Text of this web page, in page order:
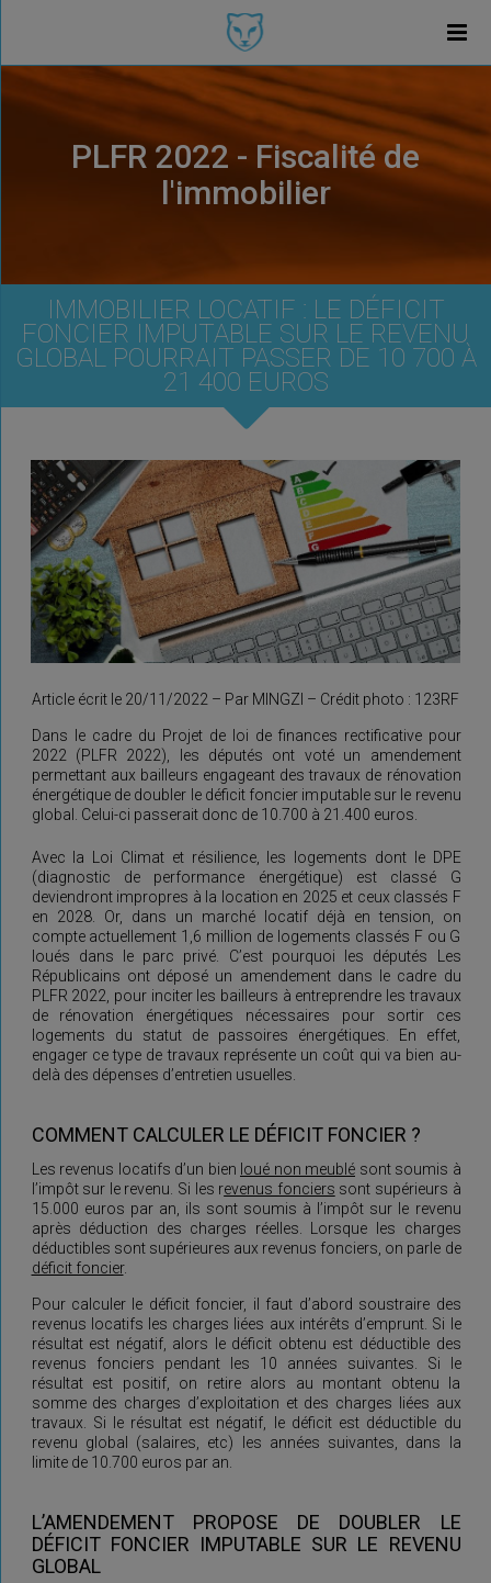
PLFR 2022 - Fiscalité de
l'immobilier
IMMOBILIER LOCATIF : LE DÉFICIT
FONCIER IMPUTABLE SUR LE REVENU
GLOBAL POURRAIT PASSER DE 10 700 À
21 400 EUROS
Article écrit le 20/11/2022 – Par MINGZI – Crédit photo : 123RF
Dans le cadre du Projet de loi de finances rectificative pour
2022 (PLFR 2022), les députés ont voté un amendement
permettant aux bailleurs engageant des travaux de rénovation
énergétique de doubler le déficit foncier imputable sur le revenu
global. Celui-ci passerait donc de 10.700 à 21.400 euros.
Avec la Loi Climat et résilience, les logements dont le DPE
(diagnostic de performance énergétique) est classé G
deviendront impropres à la location en 2025 et ceux classés F
en 2028. Or, dans un marché locatif déjà en tension, on
compte actuellement 1,6 million de logements classés F ou G
loués dans le parc privé. C’est pourquoi les députés Les
Républicains ont déposé un amendement dans le cadre du
PLFR 2022, pour inciter les bailleurs à entreprendre les travaux
de rénovation énergétiques nécessaires pour sortir ces
logements du statut de passoires énergétiques. En effet,
engager ce type de travaux représente un coût qui va bien au-
delà des dépenses d’entretien usuelles.
COMMENT CALCULER LE DÉFICIT FONCIER ?
Les revenus locatifs d’un bien loué non meublé sont soumis à
l’impôt sur le revenu. Si les revenus fonciers sont supérieurs à
15.000 euros par an, ils sont soumis à l’impôt sur le revenu
après déduction des charges réelles. Lorsque les charges
déductibles sont supérieures aux revenus fonciers, on parle de
déficit foncier.
Pour calculer le déficit foncier, il faut d’abord soustraire des
revenus locatifs les charges liées aux intérêts d’emprunt. Si le
résultat est négatif, alors le déficit obtenu est déductible des
revenus fonciers pendant les 10 années suivantes. Si le
résultat est positif, on retire alors au montant obtenu la
somme des charges d’exploitation et des charges liées aux
travaux. Si le résultat est négatif, le déficit est déductible du
revenu global (salaires, etc) les années suivantes, dans la
limite de 10.700 euros par an.
L’AMENDEMENT PROPOSE DE DOUBLER LE
DÉFICIT FONCIER IMPUTABLE SUR LE REVENU
GLOBAL